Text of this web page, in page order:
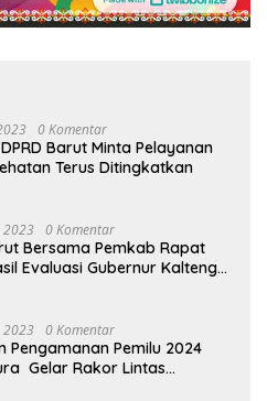
0 Komentar
Barut Minta Pelayanan
Terus Ditingkatkan
2023 0 Komentar
Bersama Pemkab Rapat
Evaluasi Gubernur Kalteng
2023 0 Komentar
Pengamanan Pemilu 2024
Gelar Rakor Lintas